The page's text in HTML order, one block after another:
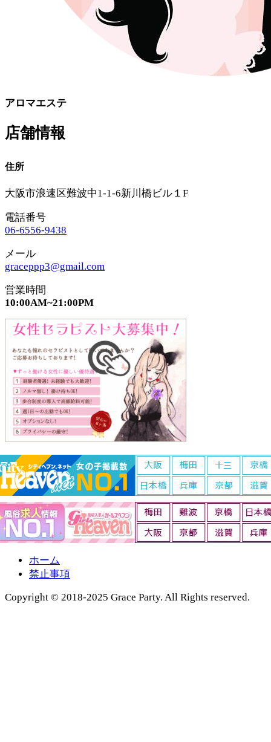
アロマエステ
店舗情報
住所
大阪市浪速区難波中1-1-6新川橋ビル１F
電話番号
06-6556-9438
メール
graceppp3@gmail.com
営業時間
10:00AM~21:00PM
ホーム
禁止事項
Copyright © 2018-2025 Grace Party. All Rights reserved.